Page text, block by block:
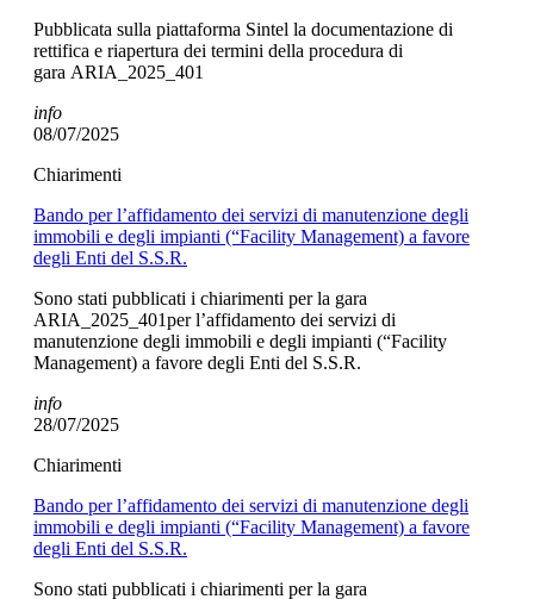
Pubblicata sulla piattaforma Sintel la documentazione di
rettifica e riapertura dei termini della procedura di
gara ARIA_2025_401
info
08/07/2025
Chiarimenti
Bando per l’affidamento dei servizi di manutenzione degli
immobili e degli impianti (“Facility Management) a favore
degli Enti del S.S.R.
Sono stati pubblicati i chiarimenti per la gara
ARIA_2025_401per l’affidamento dei servizi di
manutenzione degli immobili e degli impianti (“Facility
Management) a favore degli Enti del S.S.R.
info
28/07/2025
Chiarimenti
Bando per l’affidamento dei servizi di manutenzione degli
immobili e degli impianti (“Facility Management) a favore
degli Enti del S.S.R.
Sono stati pubblicati i chiarimenti per la gara